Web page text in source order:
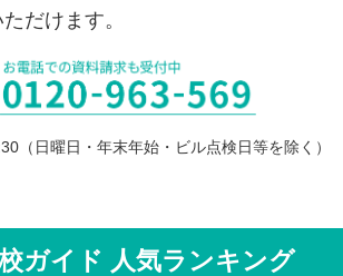
だけます。
（日曜日・年末年始・ビル点検日等を除く）
ガイド 人気ランキング